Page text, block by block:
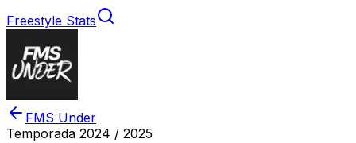
Freestyle Stats
FMS Under
Temporada 2024 / 2025